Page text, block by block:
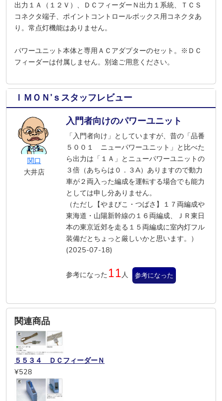
出力１Ａ（１２Ｖ）、ＤＣフィーダーＮ出力１系統、ＴＣＳ
コネクタ端子、ポイントコントロールボックス用コネクタあ
り。常点灯機能はありません。
パワーユニット本体と専用ＡＣアダプターのセット。※ＤＣ
フィーダーは付属しません。別途ご用意ください。
ＩＭＯＮ’ｓスタッフレビュー
関口
大井店
入門者向けのパワーユニット
「入門者向け」としていますが、昔の「品番
５００１ ニューパワーユニット」と比べた
ら出力は「１Ａ」とニューパワーユニットの
３倍（あちらは０．３A）ありますので動力
車が２両入った編成を運転する場合でも能力
としては申し分ありません。
（ただし【やまびこ・つばさ】１７両編成や
東海道・山陽新幹線の１６両編成、ＪＲ東日
本の東京近郊を走る１５両編成に室内灯フル
装備だとちょっと厳しいかと思います。）
(2025-07-18)
参考になった 11人 参考になった
関連商品
５５３４ ＤＣフィーダーＮ
¥528